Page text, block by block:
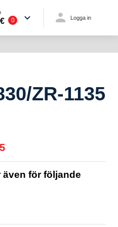
0 Logga in
ZR-1135
för följande